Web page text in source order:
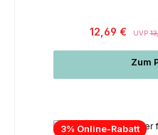
12,69 € UVP
Zum
3% Online-Rabatt